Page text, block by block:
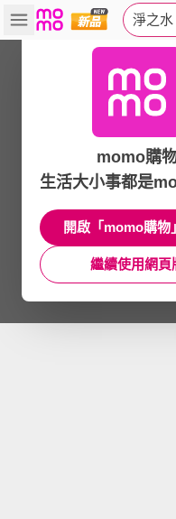
淨之水
momo購
生活大小事都是
開啟「momo購物
繼續使用網頁